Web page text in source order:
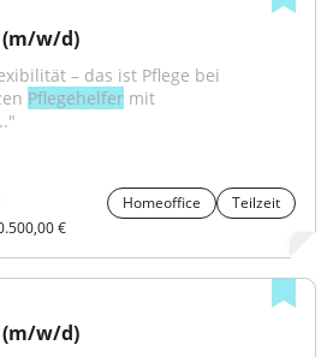
(m/w/d)
– das ist Pflege bei
Pflegehelfer mit
Homeoffice
Teilzeit
€
(m/w/d)